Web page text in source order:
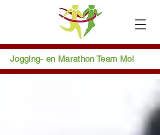
Jogging- en Marathon Team Mol